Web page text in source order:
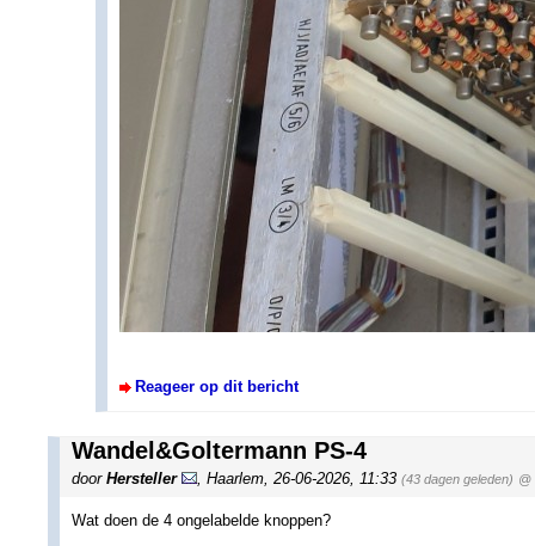
Reageer op dit bericht
Wandel&Goltermann PS-4
door Hersteller Haarlem 26-06-2026, 11:33 (43 dagen geleden) @
Wat doen de 4 ongelabelde knoppen?